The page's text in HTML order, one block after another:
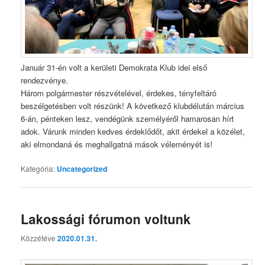
Január 31-én volt a kerületi Demokrata Klub idei első
rendezvénye.
Három polgármester részvételével, érdekes, tényfeltáró
beszélgetésben volt részünk! A következő klubdélután március
6-án, pénteken lesz, vendégünk személyéről hamarosan hírt
adok. Várunk minden kedves érdeklődőt, akit érdekel a közélet,
aki elmondaná és meghallgatná mások véleményét is!
Kategória: Uncategorized
Lakossági fórumon voltunk
Közzétéve2020.01.31.